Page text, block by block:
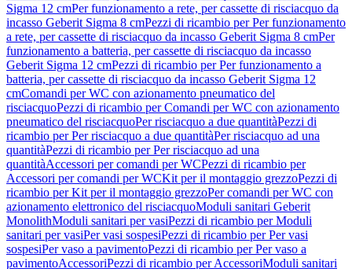
Sigma 12 cmPer funzionamento a rete, per cassette di risciacquo da
incasso Geberit Sigma 8 cmPezzi di ricambio per Per funzionamento
a rete, per cassette di risciacquo da incasso Geberit Sigma 8 cmPer
funzionamento a batteria, per cassette di risciacquo da incasso
Geberit Sigma 12 cmPezzi di ricambio per Per funzionamento a
batteria, per cassette di risciacquo da incasso Geberit Sigma 12
cmComandi per WC con azionamento pneumatico del
risciacquoPezzi di ricambio per Comandi per WC con azionamento
pneumatico del risciacquoPer risciacquo a due quantitàPezzi di
ricambio per Per risciacquo a due quantitàPer risciacquo ad una
quantitàPezzi di ricambio per Per risciacquo ad una
quantitàAccessori per comandi per WCPezzi di ricambio per
Accessori per comandi per WCKit per il montaggio grezzoPezzi di
ricambio per Kit per il montaggio grezzoPer comandi per WC con
azionamento elettronico del risciacquoModuli sanitari Geberit
MonolithModuli sanitari per vasiPezzi di ricambio per Moduli
sanitari per vasiPer vasi sospesiPezzi di ricambio per Per vasi
sospesiPer vaso a pavimentoPezzi di ricambio per Per vaso a
pavimentoAccessoriPezzi di ricambio per AccessoriModuli sanitari